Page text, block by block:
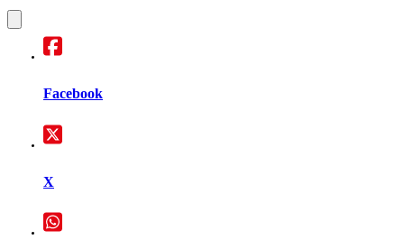
Facebook
X